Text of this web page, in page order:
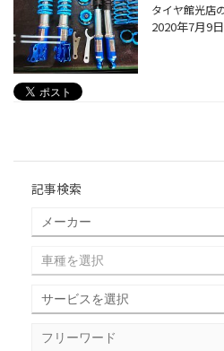
2020年7月9日
記事検索